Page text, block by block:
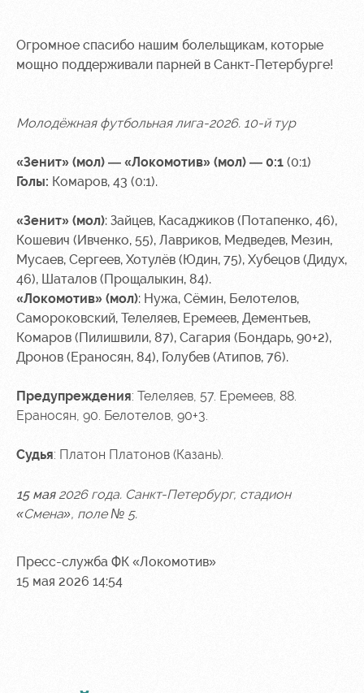
Огромное спасибо нашим болельщикам, которые
мощно поддерживали парней в Санкт-Петербурге!
Молодёжная футбольная лига-2026. 10-й тур
«Зенит» (мол) — «Локомотив» (мол) — 0:1 (0:1)
Голы: Комаров, 43 (0:1).
«Зенит» (мол): Зайцев, Касаджиков (Потапенко, 46),
Кошевич (Ивченко, 55), Лавриков, Медведев, Мезин,
Мусаев, Сергеев, Хотулёв (Юдин, 75), Хубецов (Дидух,
46), Шаталов (Прощалыкин, 84).
«Локомотив» (мол): Нужа, Сёмин, Белотелов,
Самороковский, Телеляев, Еремеев, Дементьев,
Комаров (Пилишвили, 87), Сагария (Бондарь, 90+2),
Дронов (Ераносян, 84), Голубев (Атипов, 76).
Предупреждения: Телеляев, 57. Еремеев, 88.
Ераносян, 90. Белотелов, 90+3.
Судья: Платон Платонов (Казань).
15 мая2026 года. Санкт-Петербург, стадион
«Смена», поле № 5.
Пресс-служба ФК «Локомотив»
15 мая 2026 14:54